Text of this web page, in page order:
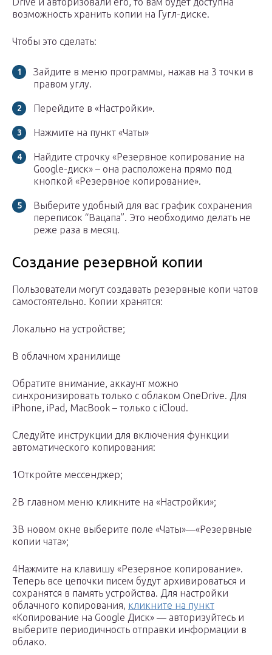
возможность хранить копии на Гугл-диске.
Чтобы это сделать:
Зайдите в меню программы, нажав на 3 точки в
правом углу.
Перейдите в «Настройки».
Нажмите на пункт «Чаты»
Найдите строчку «Резервное копирование на
Google-диск» – она расположена прямо под
кнопкой «Резервное копирование».
Выберите удобный для вас график сохранения
переписок “Вацапа”. Это необходимо делать не
реже раза в месяц.
Создание резервной копии
Пользователи могут создавать резервные копи чатов
самостоятельно. Копии хранятся:
Локально на устройстве;
В облачном хранилище
Обратите внимание, аккаунт можно
синхронизировать только с облаком OneDrive. Для
iPhone, iPad, MacBook – только с iCloud.
Следуйте инструкции для включения функции
автоматического копирования:
1Откройте мессенджер;
2В главном меню кликните на «Настройки»;
3В новом окне выберите поле «Чаты»—«Резервные
копии чата»;
4Нажмите на клавишу «Резервное копирование».
Теперь все цепочки писем будут архивироваться и
сохранятся в память устройства. Для настройки
облачного копирования, кликните на пункт
«Копирование на Google Диск» — авторизуйтесь и
выберите периодичность отправки информации в
облако.